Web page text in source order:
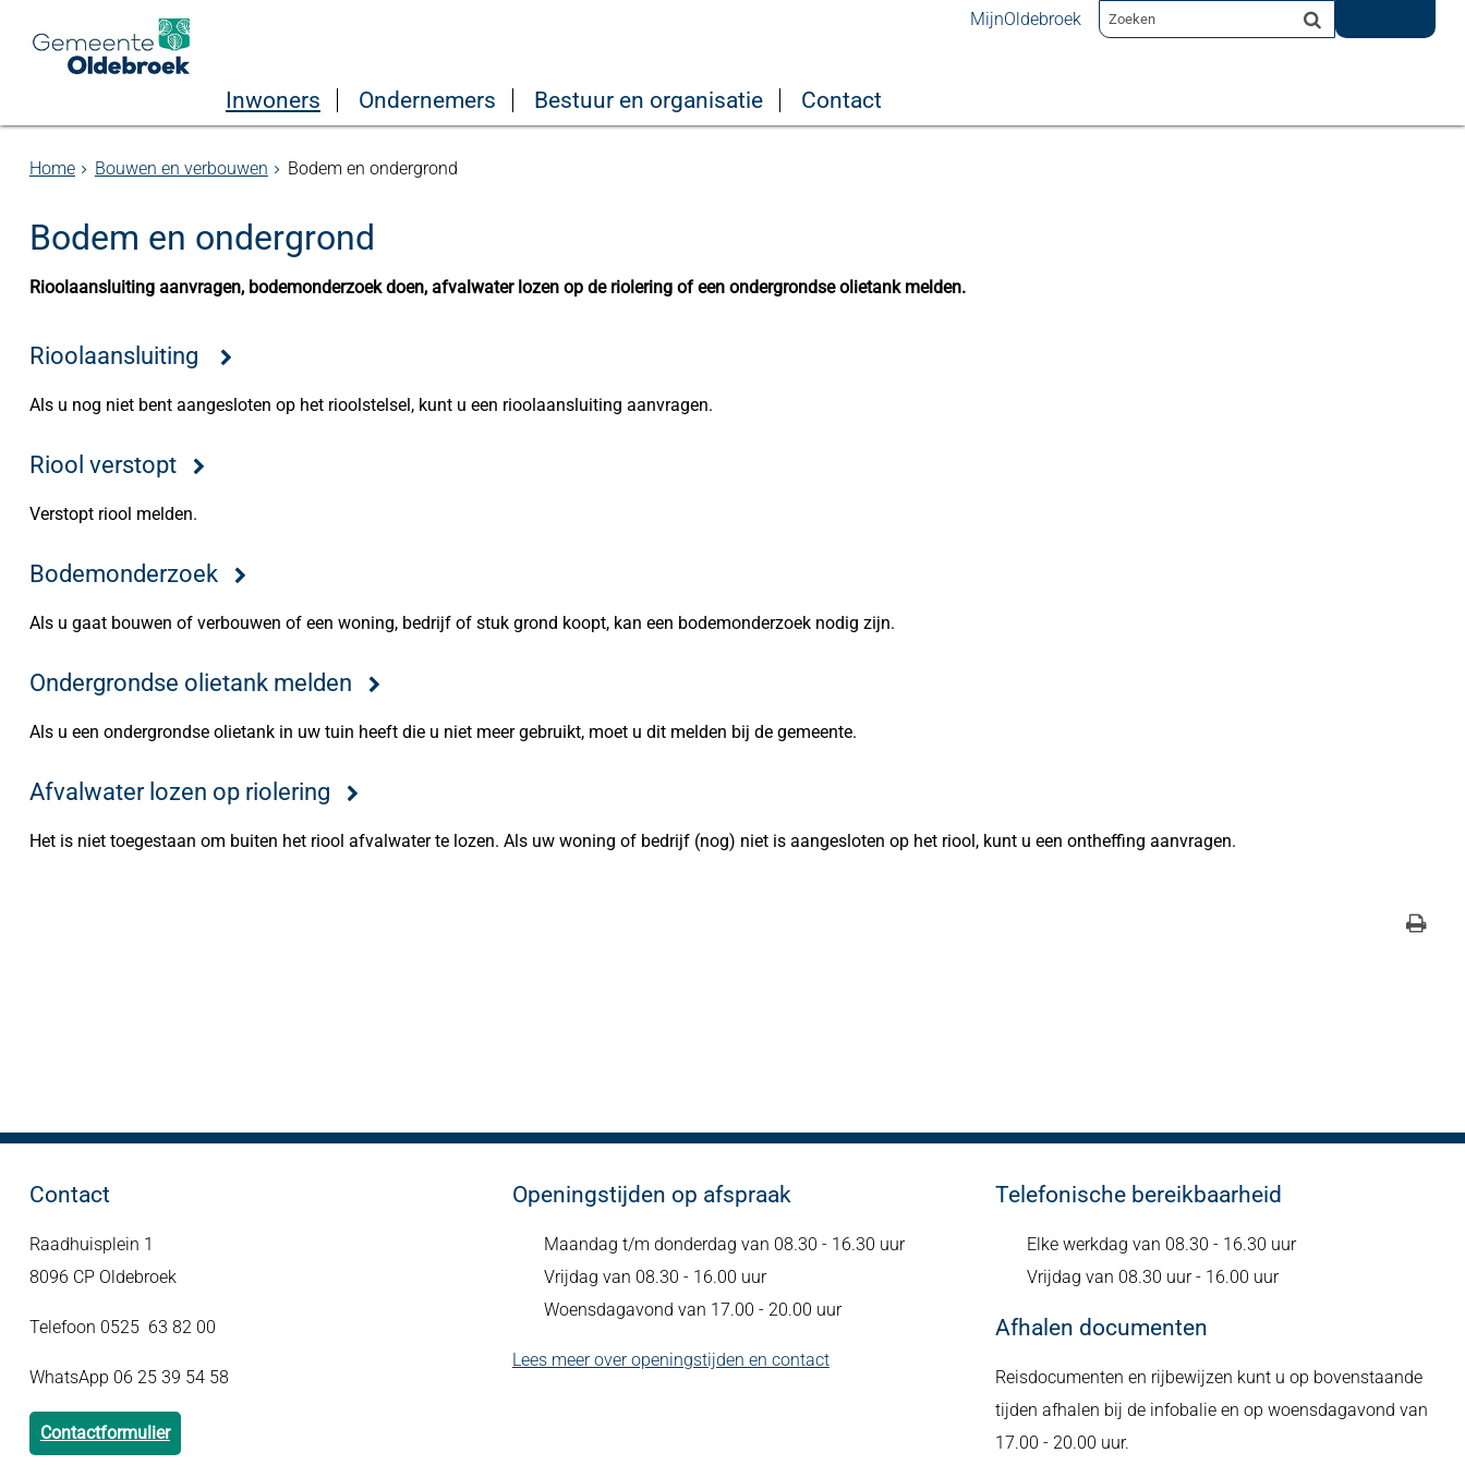
MijnOldebroek
Inwoners Ondernemers Bestuur en organisatie Contact
Home Bouwen en verbouwen Bodem en ondergrond
Bodem en ondergrond
Rioolaansluiting aanvragen, bodemonderzoek doen, afvalwater lozen op de riolering of een ondergrondse olietank melden.
Rioolaansluiting
Als u nog niet bent aangesloten op het rioolstelsel, kunt u een rioolaansluiting aanvragen.
Riool verstopt
Verstopt riool melden.
Bodemonderzoek
Als u gaat bouwen of verbouwen of een woning, bedrijf of stuk grond koopt, kan een bodemonderzoek nodig zijn.
Ondergrondse olietank melden
Als u een ondergrondse olietank in uw tuin heeft die u niet meer gebruikt, moet u dit melden bij de gemeente.
Afvalwater lozen op riolering
Het is niet toegestaan om buiten het riool afvalwater te lozen. Als uw woning of bedrijf (nog) niet is aangesloten op het riool, kunt u een ontheffing aanvragen.
Contact
Raadhuisplein 1
8096 CP Oldebroek
Telefoon 0525 63 82 00
WhatsApp 06 25 39 54 58
Contactformulier
Openingstijden op afspraak
Maandag t/m donderdag van 08.30 - 16.30 uur
Vrijdag van 08.30 - 16.00 uur
Woensdagavond van 17.00 - 20.00 uur
Lees meer over openingstijden en contact
Telefonische bereikbaarheid
Elke werkdag van 08.30 - 16.30 uur
Vrijdag van 08.30 uur - 16.00 uur
Afhalen documenten
Reisdocumenten en rijbewijzen kunt u op bovenstaande
tijden afhalen bij de infobalie en op woensdagavond van
17.00 - 20.00 uur.